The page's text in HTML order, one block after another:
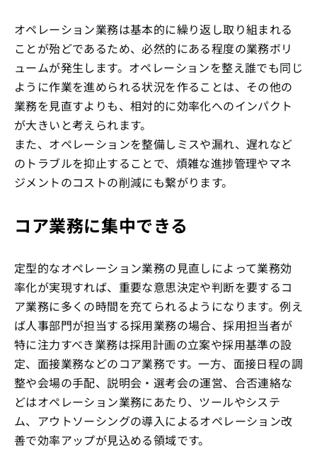
オペレーション業務は基本的に繰り返し取り組まれる
ことが殆どであるため、必然的にある程度の業務ボリ
ュームが発生します。オペレーションを整え誰でも同じ
ように作業を進められる状況を作ることは、その他の
業務を見直すよりも、相対的に効率化へのインパクト
が大きいと考えられます。
また、オペレーションを整備しミスや漏れ、遅れなど
のトラブルを抑止することで、煩雑な進捗管理やマネ
ジメントのコストの削減にも繋がります。
コア業務に集中できる
定型的なオペレーション業務の見直しによって業務効
率化が実現すれば、重要な意思決定や判断を要するコ
ア業務に多くの時間を充てられるようになります。例え
ば人事部門が担当する採用業務の場合、採用担当者が
特に注力すべき業務は採用計画の立案や採用基準の設
定、面接業務などのコア業務です。一方、面接日程の調
整や会場の手配、説明会・選考会の運営、合否連絡な
どはオペレーション業務にあたり、ツールやシステ
ム、アウトソーシングの導入によるオペレーション改
善で効率アップが見込める領域です。